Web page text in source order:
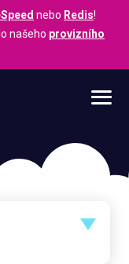
nebo Redis!
našeho provizního